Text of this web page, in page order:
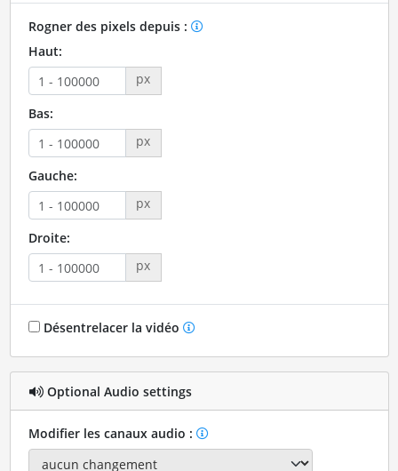
Rogner des pixels depuis :
Haut:
px
Bas:
px
Gauche:
px
Droite:
px
Désentrelacer la vidéo
Optional Audio settings
Modifier les canaux audio :